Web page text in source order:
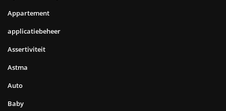
Appartement
applicatiebeheer
Assertiviteit
Astma
Auto
Baby